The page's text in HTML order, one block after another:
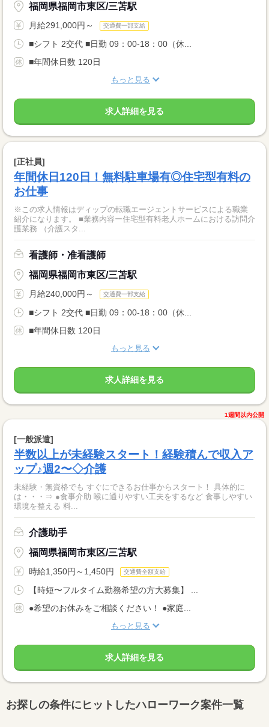
福岡県福岡市東区/三苫駅
月給291,000円～ 交通費一部支給
■シフト 2交代 ■日勤 09：00-18：00（休...
■年間休日数 120日
もっと見る
求人詳細を見る
[正社員]
年間休日120日！無料駐車場有◎住宅型有料の
お仕事
※この求人情報はディップの転職エージェントサービスによる職業
紹介になります。 ■業務内容ー住宅型有料老人ホームにおける訪問介
護業務 （介護スタ...
看護師・准看護師
福岡県福岡市東区/三苫駅
月給240,000円～ 交通費一部支給
■シフト 2交代 ■日勤 09：00-18：00（休...
■年間休日数 120日
もっと見る
求人詳細を見る
1週間以内公開
[一般派遣]
半数以上が未経験スタート！経験積んで収入ア
ップ♪週2〜◇介護
未経験・無資格でも すぐにできるお仕事からスタート！ 具体的に
は・・・⇒ ●食事介助 喉に通りやすい工夫をするなど 食事しやすい
環境を整える 料...
介護助手
福岡県福岡市東区/三苫駅
時給1,350円～1,450円 交通費全額支給
【時短〜フルタイム勤務希望の方大募集】 ...
●希望のお休みをご相談ください！ ●家庭...
もっと見る
求人詳細を見る
お探しの条件にヒットしたハローワーク案件一覧